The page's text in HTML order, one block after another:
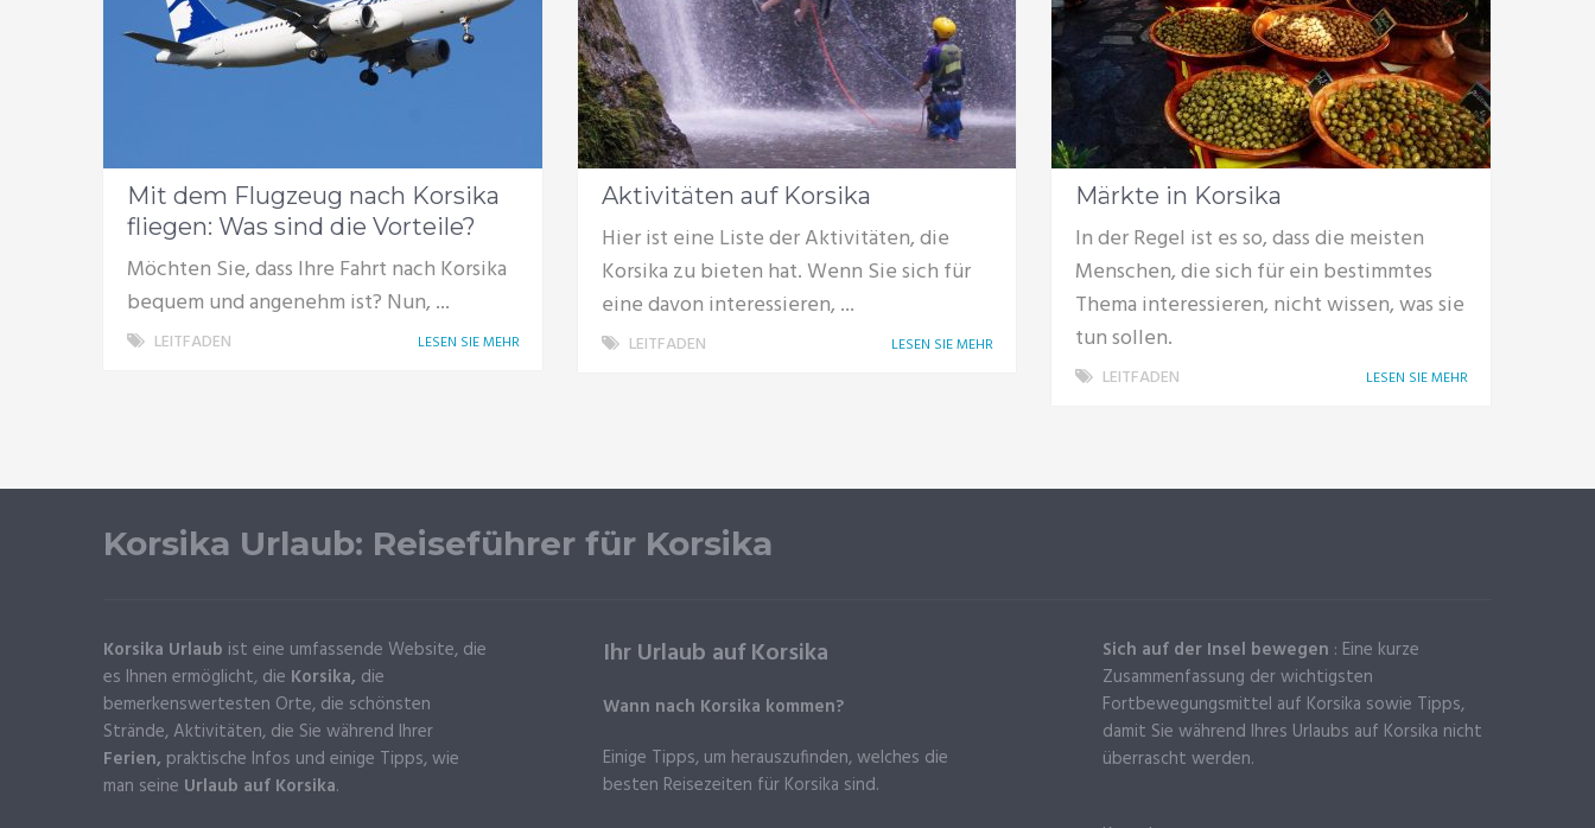
Mit dem Flugzeug nach Korsika
fliegen: Was sind die Vorteile?
Möchten Sie, dass Ihre Fahrt nach Korsika
bequem und angenehm ist? Nun, ...
LEITFADEN LESEN SIE MEHR
Aktivitäten auf Korsika
Hier ist eine Liste der Aktivitäten, die
Korsika zu bieten hat. Wenn Sie sich für
eine davon interessieren, ...
LEITFADEN LESEN SIE MEHR
Märkte in Korsika
In der Regel ist es so, dass die meisten
Menschen, die sich für ein bestimmtes
Thema interessieren, nicht wissen, was sie
tun sollen.
LEITFADEN LESEN SIE MEHR
Korsika Urlaub: Reiseführer für Korsika
Korsika Urlaub ist eine umfassende Website, die
es Ihnen ermöglicht, die Korsika, die
bemerkenswertesten Orte, die schönsten
Strände, Aktivitäten, die Sie während Ihrer
Ferien, praktische Infos und einige Tipps, wie
man seine Urlaub auf Korsika.
Ihr Urlaub auf Korsika
Wann nach Korsika kommen?
Einige Tipps, um herauszufinden, welches die
besten Reisezeiten für Korsika sind.
Sich auf der Insel bewegen : Eine kurze
Zusammenfassung der wichtigsten
Fortbewegungsmittel auf Korsika sowie Tipps,
damit Sie während Ihres Urlaubs auf Korsika nicht
überrascht werden.